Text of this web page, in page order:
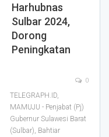
Harhubnas
Sulbar 2024,
Dorong
Peningkatan
0
TELEGRAPH.ID,
MAMUJU - Penjabat (Pj)
Gubernur Sulawesi Barat
(Sulbar), Bahtiar